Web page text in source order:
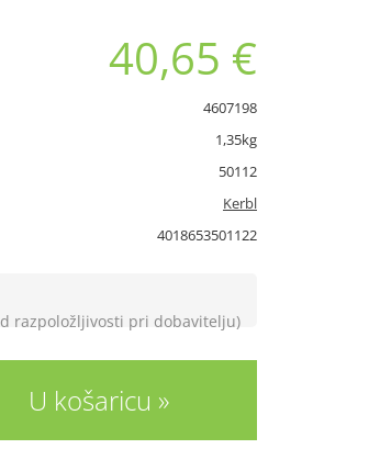
40,65 €
4607198
1,35kg
50112
Kerbl
4018653501122
razpoložljivosti pri dobavitelju)
U košaricu